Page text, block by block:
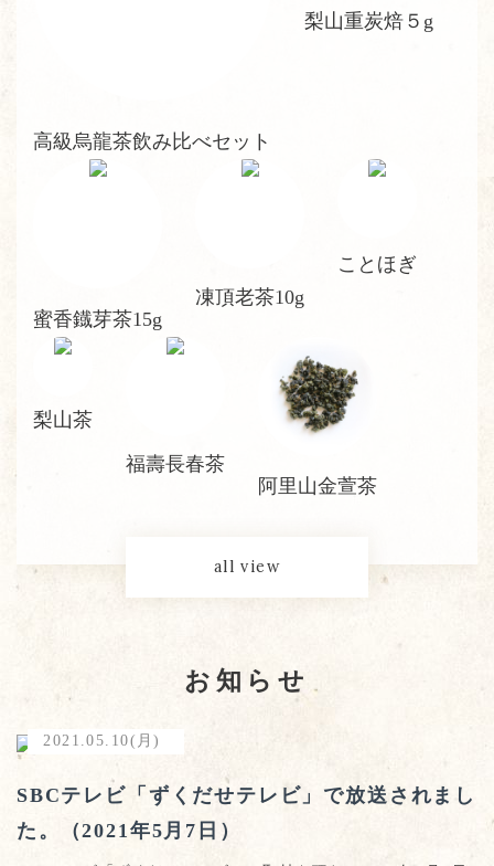
高級烏龍茶飲み比べセット
梨山重炭焙５g
蜜香鐡芽茶15g
凍頂老茶10g
ことほぎ
梨山茶
福壽長春茶
阿里山金萱茶
all view
お知らせ
2021.05.10(月)
SBCテレビ「ずくだせテレビ」で放送されまし
た。（2021年5月7日）